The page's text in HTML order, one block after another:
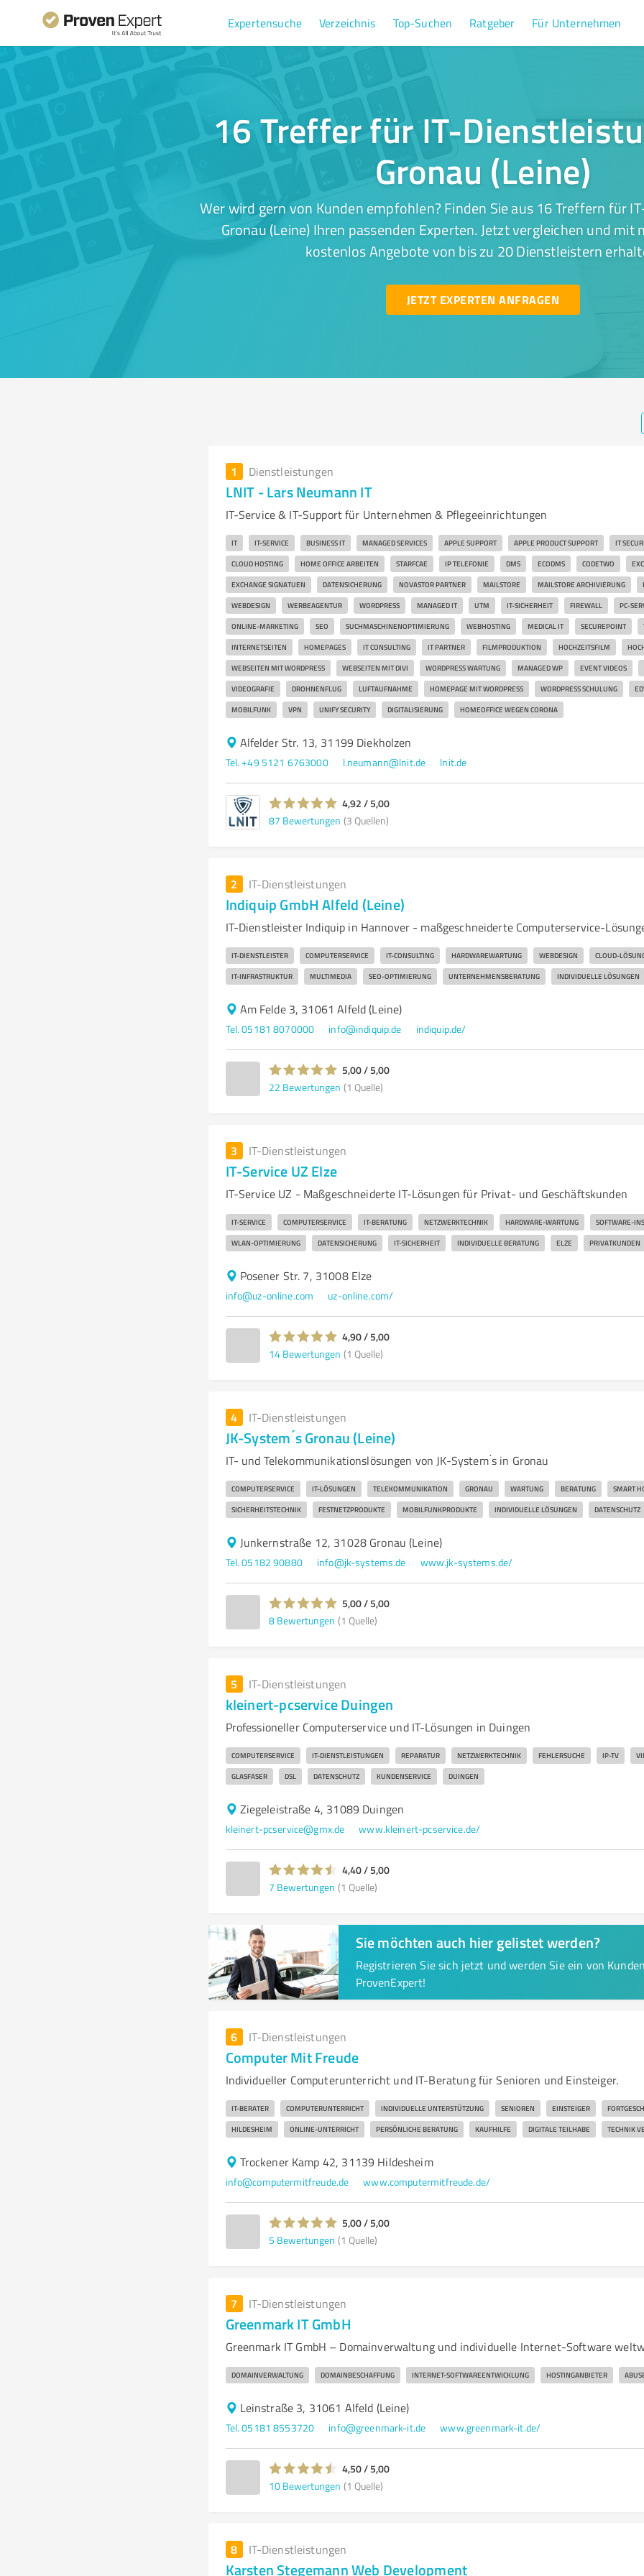
Expertensuche Verzeichnis Top-Suchen Ratgeber Für Unternehmen
16 Treffer für IT-
Gronau (Leine)
Wer wird gern von Kunden empfohlen? Finden Sie aus 16 Treffern für
Gronau (Leine) Ihren passenden Experten. Jetzt vergleichen und mit
kostenlos Angebote von bis zu 20 Dienstleistern
JETZT EXPERTEN ANFRAGEN
1 Dienstleistungen
LNIT - Lars Neumann IT
IT-Service & IT-Support für Unternehmen & Pflegeeinrichtungen
IT IT-SERVICE BUSINESS IT MANAGED SERVICES APPLE SUPPORT APPLE PRODUCT SUPPORT IT
CLOUD HOSTING HOME OFFICE ARBEITEN STARFCAE IP TELEFONIE DMS ECODMS CODETWO
EXCHANGE SIGNATUEN DATENSICHERUNG NOVASTOR PARTNER MAILSTORE MAILSTORE ARCHIVIERUNG
WEBDESIGN WERBEAGENTUR WORDPRESS MANAGED IT UTM IT-SICHERHEIT FIREWALL PC-
ONLINE-MARKETING SEO SUCHMASCHINENOPTIMIERUNG WEBHOSTING MEDICAL IT SECUREPOINT
INTERNETSEITEN HOMEPAGES IT CONSULTING IT PARTNER FILMPRODUKTION HOCHZEITSFILM
WEBSEITEN MIT WORDPRESS WEBSEITEN MIT DIVI WORDPRESS WARTUNG MANAGED WP EVENT VIDEOS
VIDEOGRAFIE DROHNENFLUG LUFTAUFNAHME HOMEPAGE MIT WORDPRESS WORDPRESS SCHULUNG
MOBILFUNK VPN UNIFY SECURITY DIGITALISIERUNG HOMEOFFICE WEGEN CORONA
Alfelder Str. 13, 31199 Diekholzen
Tel. +49 5121 6763000 l.neumann@lnit.de lnit.de
4,92 / 5,00
87 Bewertungen (3 Quellen)
2 IT-Dienstleistungen
Indiquip GmbH Alfeld (Leine)
IT-Dienstleister Indiquip in Hannover - maßgeschneiderte Computerservice-
IT-DIENSTLEISTER COMPUTERSERVICE IT-CONSULTING HARDWAREWARTUNG WEBDESIGN CLOUD-
IT-INFRASTRUKTUR MULTIMEDIA SEO-OPTIMIERUNG UNTERNEHMENSBERATUNG INDIVIDUELLE LÖSUNGEN
Am Felde 3, 31061 Alfeld (Leine)
Tel. 05181 8070000 info@indiquip.de indiquip.de/
5,00 / 5,00
22 Bewertungen (1 Quelle)
3 IT-Dienstleistungen
IT-Service UZ Elze
IT-Service UZ - Maßgeschneiderte IT-Lösungen für Privat- und Geschäftskunden
IT-SERVICE COMPUTERSERVICE IT-BERATUNG NETZWERKTECHNIK HARDWARE-WARTUNG SOFTWARE-
WLAN-OPTIMIERUNG DATENSICHERUNG IT-SICHERHEIT INDIVIDUELLE BERATUNG ELZE PRIVATKUNDEN
Posener Str. 7, 31008 Elze
info@uz-online.com uz-online.com/
4,90 / 5,00
14 Bewertungen (1 Quelle)
4 IT-Dienstleistungen
JK-System ́s Gronau (Leine)
IT- und Telekommunikationslösungen von JK-System ́s in Gronau
COMPUTERSERVICE IT-LÖSUNGEN TELEKOMMUNIKATION GRONAU WARTUNG BERATUNG SMART
SICHERHEITSTECHNIK FESTNETZPRODUKTE MOBILFUNKPRODUKTE INDIVIDUELLE LÖSUNGEN DATENSCHUTZ
Junkernstraße 12, 31028 Gronau (Leine)
Tel. 05182 90880 info@jk-systems.de www.jk-systems.de/
5,00 / 5,00
8 Bewertungen (1 Quelle)
5 IT-Dienstleistungen
kleinert-pcservice Duingen
Professioneller Computerservice und IT-Lösungen in Duingen
COMPUTERSERVICE IT-DIENSTLEISTUNGEN REPARATUR NETZWERKTECHNIK FEHLERSUCHE IP-TV
GLASFASER DSL DATENSCHUTZ KUNDENSERVICE DUINGEN
Ziegeleistraße 4, 31089 Duingen
kleinert-pcservice@gmx.de www.kleinert-pcservice.de/
4,40 / 5,00
7 Bewertungen (1 Quelle)
Sie möchten auch hier gelistet werden?
Registrieren Sie sich jetzt und werden Sie ein von
ProvenExpert!
6 IT-Dienstleistungen
Computer Mit Freude
Individueller Computerunterricht und IT-Beratung für Senioren und Einsteiger.
IT-BERATER COMPUTERUNTERRICHT INDIVIDUELLE UNTERSTÜTZUNG SENIOREN EINSTEIGER
HILDESHEIM ONLINE-UNTERRICHT PERSÖNLICHE BERATUNG KAUFHILFE DIGITALE TEILHABE TECHNIK
Trockener Kamp 42, 31139 Hildesheim
info@computermitfreude.de www.computermitfreude.de/
5,00 / 5,00
5 Bewertungen (1 Quelle)
7 IT-Dienstleistungen
Greenmark IT GmbH
Greenmark IT GmbH – Domainverwaltung und individuelle Internet-Software
DOMAINVERWALTUNG DOMAINBESCHAFFUNG INTERNET-SOFTWAREENTWICKLUNG HOSTINGANBIETER
Leinstraße 3, 31061 Alfeld (Leine)
Tel. 05181 8553720 info@greenmark-it.de www.greenmark-it.de/
4,50 / 5,00
10 Bewertungen (1 Quelle)
8 IT-Dienstleistungen
Karsten Stegemann Web Development